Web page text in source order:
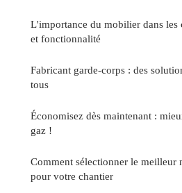
L'importance du mobilier dans les
et fonctionnalité
Fabricant garde-corps : des
tous
Économisez dès maintenant :
gaz !
Comment sélectionner le meilleur
pour votre chantier